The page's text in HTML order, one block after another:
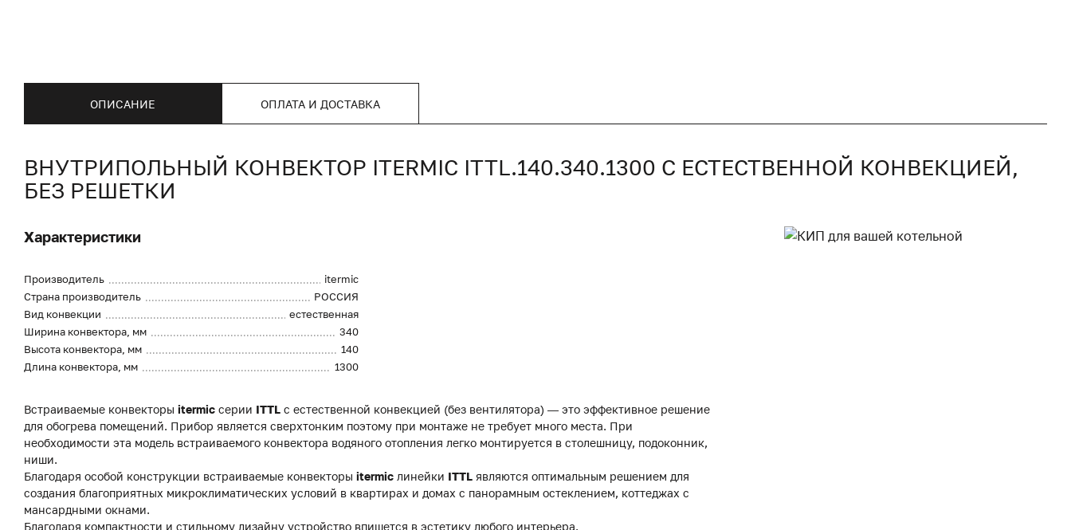
ОПИСАНИЕ ОПЛАТА И ДОСТАВКА
ВНУТРИПОЛЬНЫЙ КОНВЕКТОР ITERMIC ITTL.140.340.1300 С ЕСТЕСТВЕННОЙ КОНВЕКЦИЕЙ,
БЕЗ РЕШЕТКИ
Характеристики
Производитель
itermic
Страна производитель
РОССИЯ
Вид конвекции
естественная
Ширина конвектора, мм
340
Высота конвектора, мм
140
Длина конвектора, мм
1300
Встраиваемые конвекторы itermic серии ITTL с естественной конвекцией (без вентилятора) — это эффективное решение
для обогрева помещений. Прибор является сверхтонким поэтому при монтаже не требует много места. При
необходимости эта модель встраиваемого конвектора водяного отопления легко монтируется в столешницу, подоконник,
ниши.
Благодаря особой конструкции встраиваемые конвекторы itermic линейки ITTL являются оптимальным решением для
создания благоприятных микроклиматических условий в квартирах и домах с панорамным остеклением, коттеджах с
мансардными окнами.
Благодаря компактности и стильному дизайну устройство впишется в эстетику любого интерьера.